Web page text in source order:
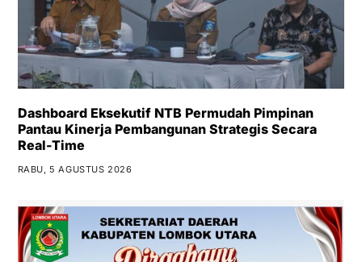
Dashboard Eksekutif NTB Permudah Pimpinan
Pantau Kinerja Pembangunan Strategis Secara
Real-Time
RABU, 5 AGUSTUS 2026